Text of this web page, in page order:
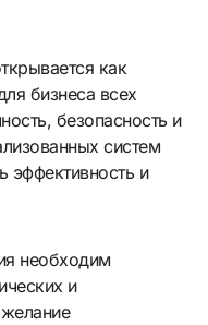
как
бизнеса всех
безопасность и
систем
эффективность и
необходим
и